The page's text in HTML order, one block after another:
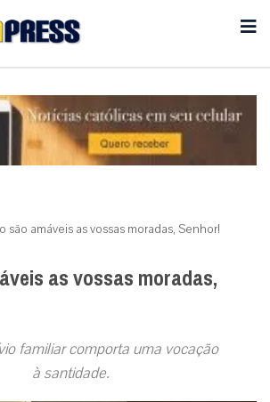
são amáveis as vossas moradas, Senhor!
as vossas moradas,
familiar comporta uma vocação
à santidade.